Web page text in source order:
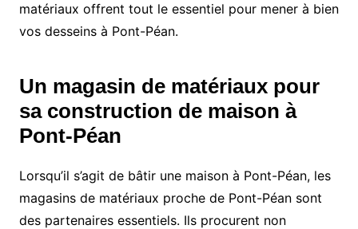
matériaux offrent tout le essentiel pour mener à bien
vos desseins à Pont-Péan.
Un magasin de matériaux pour
sa construction de maison à
Pont-Péan
Lorsqu’il s’agit de bâtir une maison à Pont-Péan, les
magasins de matériaux proche de Pont-Péan sont
des partenaires essentiels. Ils procurent non